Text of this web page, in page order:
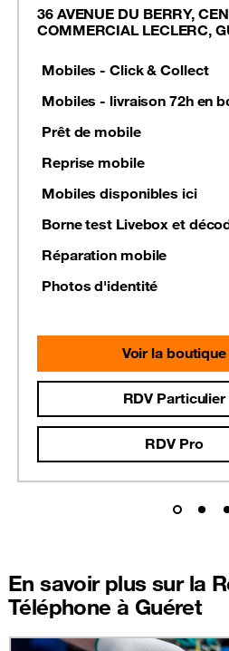
36 AVENUE DU BERRY,
COMMERCIAL LECLERC,
Mobiles - Click & Collect
Mobiles - livraison 72h en
Prêt de mobile
Reprise mobile
Mobiles disponibles ici
Borne test Livebox et
Réparation mobile
Photos d'identité
Voir la boutique
RDV Particulier
RDV Pro
En savoir plus sur la
Téléphone à Guéret